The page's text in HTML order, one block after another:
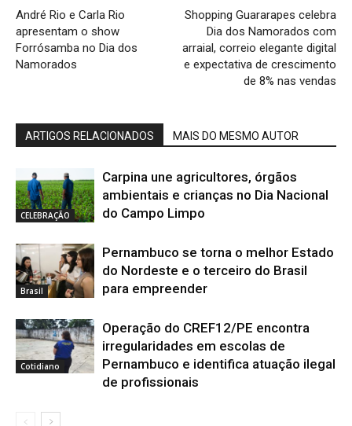
André Rio e Carla Rio
apresentam o show
Forrósamba no Dia dos
Namorados
Shopping Guararapes celebra
Dia dos Namorados com
arraial, correio elegante digital
e expectativa de crescimento
de 8% nas vendas
ARTIGOS RELACIONADOS MAIS DO MESMO AUTOR
CELEBRAÇÃO
Carpina une agricultores, órgãos
ambientais e crianças no Dia Nacional
do Campo Limpo
Brasil
Pernambuco se torna o melhor Estado
do Nordeste e o terceiro do Brasil
para empreender
Cotidiano
Operação do CREF12/PE encontra
irregularidades em escolas de
Pernambuco e identifica atuação ilegal
de profissionais